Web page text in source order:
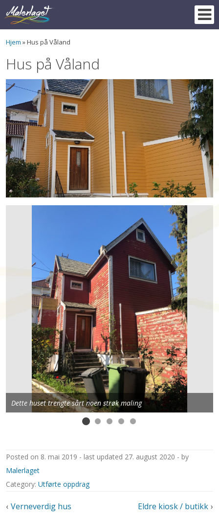
Skip
content
Hjem »Hus på Våland
Hus på Våland
Dette huset trengte sårt noen strøk maling
posted on 8. mai 2019 last updated 27. august 2020
by
Malerlaget
Category: Utførte oppdrag
Innleggsnavigasjon
Verneverdig hus Eldre kiosk / butikk